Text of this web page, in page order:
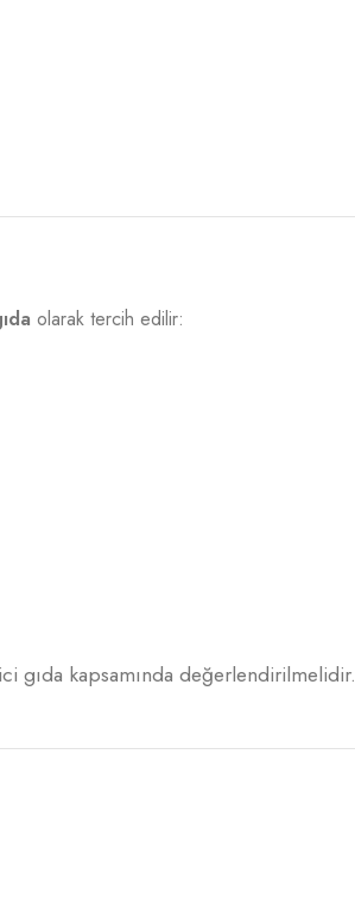
olarak tercih edilir:
gıda kapsamında değerlendirilmelidir.